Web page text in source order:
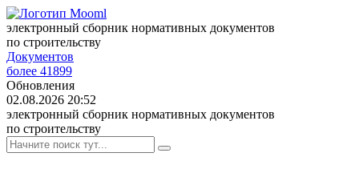
электронный сборник нормативных документов
по строительству
Документов
более 41899
Обновления
02.08.2026 20:52
электронный сборник нормативных документов
по строительству